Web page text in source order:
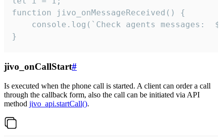
function jivo_onMessageReceived() {
}
jivo_onCallStart#
Is executed when the phone call is started. A client can order a call
through the callback form, also the call can be initiated via API
method jivo_api.startCall().